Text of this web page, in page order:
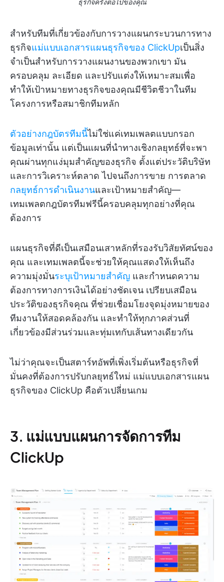
สำหรับทีมที่เกี่ยวข้องกับการวางแผนกระบวนการทาง
ธุรกิจแม่แบบเอกสารแผนธุรกิจของ ClickUpเป็นสิ่ง
จำเป็นสำหรับการวางแผนงานของพวกเขา มัน
ครอบคลุม ละเอียด และปรับแต่งให้เหมาะสมเพื่อ
ทำให้เป้าหมายทางธุรกิจของคุณมีชีวิตชีวาในทีม
โครงการหรือสมาชิกทีมหลัก
ตัวอย่างกฎบัตรทีมนี้ไม่ใช่แค่เทมเพลตแบบกรอก
ข้อมูลเท่านั้น แต่เป็นแผนที่นำทางเชิงกลยุทธ์ที่จะพา
คุณผ่านทุกแง่มุมสำคัญของธุรกิจ ตั้งแต่ประวัติบริษัท
และการวิเคราะห์ตลาด ไปจนถึงการขาย การตลาด
กลยุทธ์การดำเนินงานและเป้าหมายสำคัญ—
เทมเพลตกฎบัตรทีมฟรีนี้ครอบคลุมทุกอย่างที่คุณ
ต้องการ
แผนธุรกิจที่ดีเป็นเสมือนเสาหลักที่รองรับวิสัยทัศน์ของ
คุณ และเทมเพลตนี้จะช่วยให้คุณแสดงให้เห็นถึง
ความมุ่งมั่นระบุเป้าหมายสำคัญ และกำหนดความ
ต้องการทางการเงินได้อย่างชัดเจน เปรียบเสมือน
ประวัติของธุรกิจคุณ ที่ช่วยเชื่อมโยงจุดมุ่งหมายของ
ทีมงานให้สอดคล้องกัน และทำให้ทุกภาคส่วนที่
เกี่ยวข้องมีส่วนร่วมและทุ่มเทกับเส้นทางเดียวกัน
ไม่ว่าคุณจะเป็นสตาร์ทอัพที่เพิ่งเริ่มต้นหรือธุรกิจที่
มั่นคงที่ต้องการปรับกลยุทธ์ใหม่ แม่แบบเอกสารแผน
ธุรกิจของ ClickUp คือตัวเปลี่ยนเกม
3. แม่แบบแผนการจัดการทีม
ClickUp